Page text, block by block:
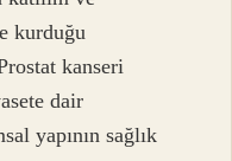
kurduğu
kanseri
dair
yapının sağlık